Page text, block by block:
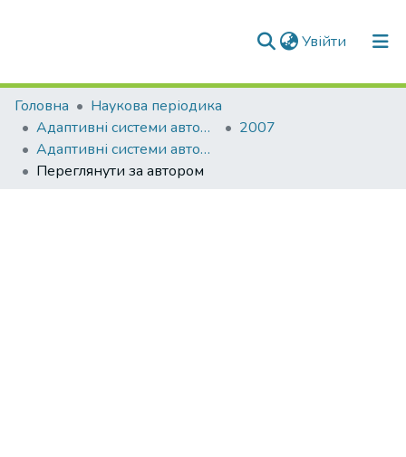
Увійти (current)
Фонди та зібрання
Пошук за критеріями
Головна
Наукова періодика
Адаптивні системи автоматичного управління
2007
Адаптивні системи автоматичного управління: міжвідомчий науково-технічний збірник, № 11(31)
Переглянути за автором